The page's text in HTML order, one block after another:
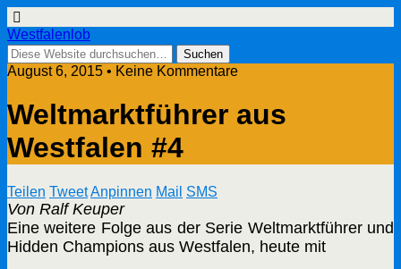
Westfalenlob
August 6, 2015 • Keine Kommentare
Weltmarktführer aus
Westfalen #4
Teilen TweetAnpinnen Mail SMS
Von Ralf Keuper
Eine weitere Folge aus der Serie Weltmarktführer und
Hidden Champions aus Westfalen, heute mit